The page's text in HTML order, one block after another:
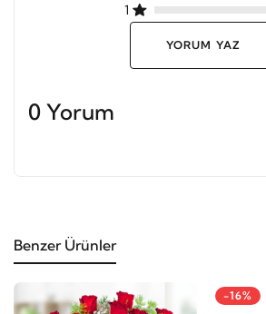
1
YORUM YAZ
0 Yorum
Benzer Ürünler
-16%